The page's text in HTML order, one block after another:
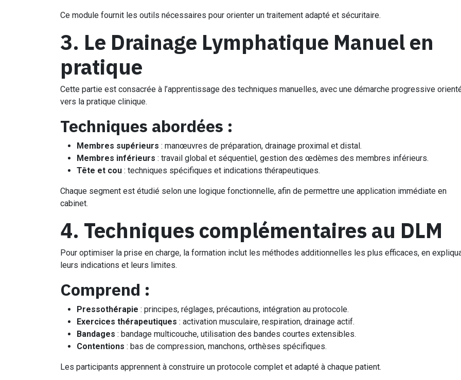
Ce module fournit les outils nécessaires pour orienter un traitement adapté et sécuritaire.
3. Le Drainage Lymphatique Manuel en
pratique
Cette partie est consacrée à l’apprentissage des techniques manuelles, avec une démarche progressive
vers la pratique clinique.
Techniques abordées :
Membres supérieurs : manœuvres de préparation, drainage proximal et distal.
Membres inférieurs : travail global et séquentiel, gestion des œdèmes des membres inférieurs.
Tête et cou : techniques spécifiques et indications thérapeutiques.
Chaque segment est étudié selon une logique fonctionnelle, afin de permettre une application immédiate en
cabinet.
4. Techniques complémentaires au DLM
Pour optimiser la prise en charge, la formation inclut les méthodes additionnelles les plus efficaces, en
leurs indications et leurs limites.
Comprend :
Pressothérapie : principes, réglages, précautions, intégration au protocole.
Exercices thérapeutiques : activation musculaire, respiration, drainage actif.
Bandages : bandage multicouche, utilisation des bandes courtes extensibles.
Contentions : bas de compression, manchons, orthèses spécifiques.
Les participants apprennent à construire un protocole complet et adapté à chaque patient.